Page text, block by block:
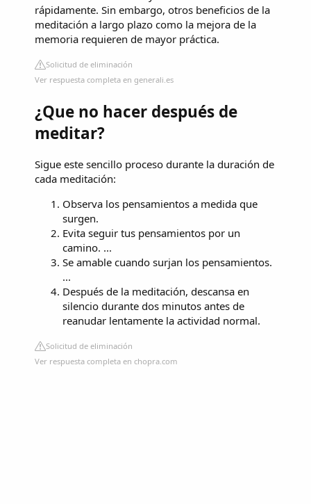
rápidamente. Sin embargo, otros beneficios de la
meditación a largo plazo como la mejora de la
memoria requieren de mayor práctica.
Solicitud de eliminación
Ver respuesta completa en generali.es
¿Que no hacer después de
meditar?
Sigue este sencillo proceso durante la duración de
cada meditación:
Observa los pensamientos a medida que
surgen.
Evita seguir tus pensamientos por un
camino. ...
Se amable cuando surjan los pensamientos.
...
Después de la meditación, descansa en
silencio durante dos minutos antes de
reanudar lentamente la actividad normal.
Solicitud de eliminación
Ver respuesta completa en chopra.com